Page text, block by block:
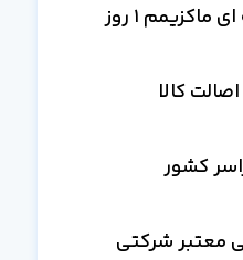
1 روز
کالا
کشور